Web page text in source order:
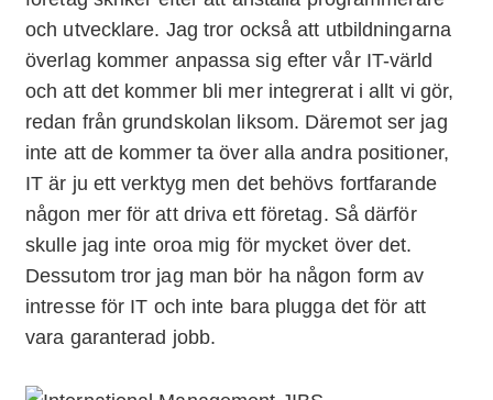
och utvecklare. Jag tror också att utbildningarna
överlag kommer anpassa sig efter vår IT-värld
och att det kommer bli mer integrerat i allt vi gör,
redan från grundskolan liksom. Däremot ser jag
inte att de kommer ta över alla andra positioner,
IT är ju ett verktyg men det behövs fortfarande
någon mer för att driva ett företag. Så därför
skulle jag inte oroa mig för mycket över det.
Dessutom tror jag man bör ha någon form av
intresse för IT och inte bara plugga det för att
vara garanterad jobb.